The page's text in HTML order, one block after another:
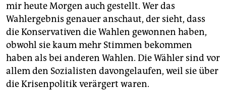
mir heute Morgen auch gestellt. Wer das
Wahlergebnis genauer anschaut, der sieht, dass
die Konservativen die Wahlen gewonnen haben,
obwohl sie kaum mehr Stimmen bekommen
haben als bei anderen Wahlen. Die Wähler sind vor
allem den Sozialisten davongelaufen, weil sie über
die Krisenpolitik verärgert waren.